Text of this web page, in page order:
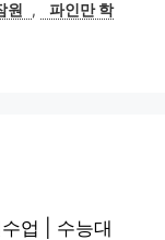
원 ,
파인만 학
업 | 수능대